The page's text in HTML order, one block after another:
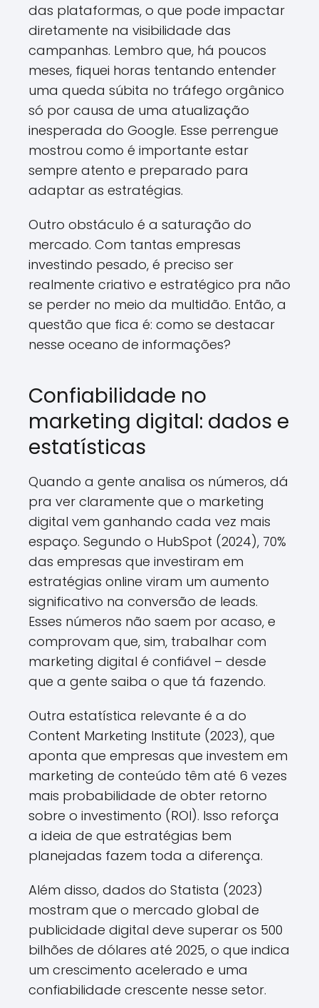
das plataformas, o que pode impactar
diretamente na visibilidade das
campanhas. Lembro que, há poucos
meses, fiquei horas tentando entender
uma queda súbita no tráfego orgânico
só por causa de uma atualização
inesperada do Google. Esse perrengue
mostrou como é importante estar
sempre atento e preparado para
adaptar as estratégias.
Outro obstáculo é a saturação do
mercado. Com tantas empresas
investindo pesado, é preciso ser
realmente criativo e estratégico pra não
se perder no meio da multidão. Então, a
questão que fica é: como se destacar
nesse oceano de informações?
Confiabilidade no
marketing digital: dados e
estatísticas
Quando a gente analisa os números, dá
pra ver claramente que o marketing
digital vem ganhando cada vez mais
espaço. Segundo o HubSpot (2024), 70%
das empresas que investiram em
estratégias online viram um aumento
significativo na conversão de leads.
Esses números não saem por acaso, e
comprovam que, sim, trabalhar com
marketing digital é confiável – desde
que a gente saiba o que tá fazendo.
Outra estatística relevante é a do
Content Marketing Institute (2023), que
aponta que empresas que investem em
marketing de conteúdo têm até 6 vezes
mais probabilidade de obter retorno
sobre o investimento (ROI). Isso reforça
a ideia de que estratégias bem
planejadas fazem toda a diferença.
Além disso, dados do Statista (2023)
mostram que o mercado global de
publicidade digital deve superar os 500
bilhões de dólares até 2025, o que indica
um crescimento acelerado e uma
confiabilidade crescente nesse setor.